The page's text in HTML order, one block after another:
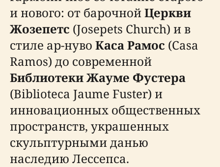
и нового: от барочнойЦеркви
Жозепетс (Josepets Church) и в
стиле ар-нуво Каса Рамос (Casa
Ramos) до современной
Библиотеки Жауме Фустера
(Biblioteca Jaume Fuster) и
инновационных общественных
пространств, украшенных
скульптурными данью
наследию Лессепса.